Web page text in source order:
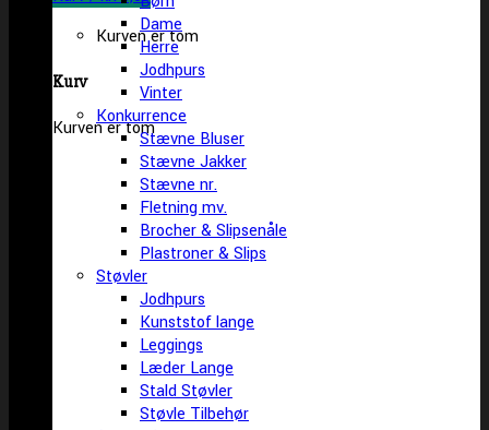
Kurven er tom
Kurv
Kurven er tom
Dame
Herre
Jodhpurs
Vinter
Konkurrence
Stævne Bluser
Stævne Jakker
Stævne nr.
Fletning mv.
Brocher & Slipsenåle
Plastroner & Slips
Støvler
Jodhpurs
Kunststof lange
Leggings
Læder Lange
Stald Støvler
Støvle Tilbehør